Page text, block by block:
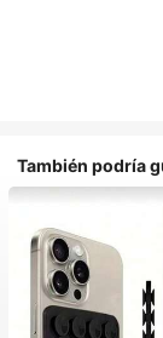
También podría